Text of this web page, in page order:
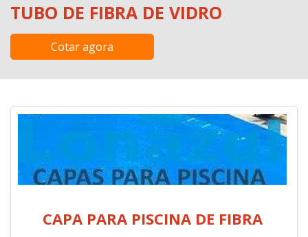
TUBO DE FIBRA DE VIDRO
Cotar agora
CAPA PARA PISCINA DE FIBRA